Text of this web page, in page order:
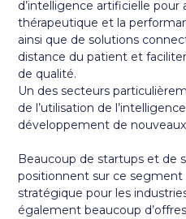
d’intelligence artificielle pour
thérapeutique et la
ainsi que de solutions
distance du patient et
de qualité.
Un des secteurs
de l’utilisation de
développement de
Beaucoup de startups et de
positionnent sur ce
stratégique pour les
également beaucoup